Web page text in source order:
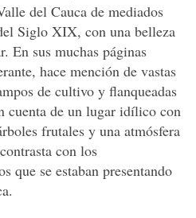
del Cauca de mediados
Siglo XIX, con una belleza
En sus muchas páginas
hace mención de vastas
de cultivo y flanqueadas
cuenta de un lugar idílico con
frutales y una atmósfera
con los
que se estaban presentando